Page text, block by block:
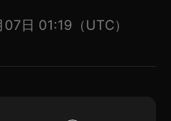
日 01:19（UTC）